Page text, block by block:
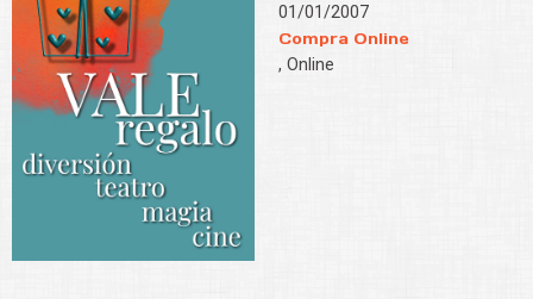
01/01/2007
Compra Online
, Online